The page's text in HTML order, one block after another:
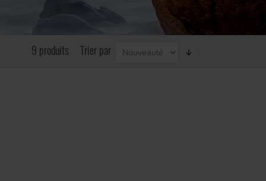
Trier par
9 produits